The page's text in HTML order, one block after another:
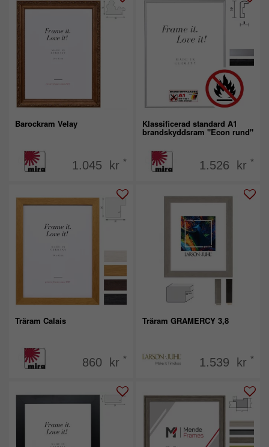
Barockram Velay
1.045 kr *
Klassificerad standard A1
brandskyddsram "Econ rund"
1.526 kr *
Träram Calais
860 kr *
Träram GRAMERCY 3,8
1.539 kr *